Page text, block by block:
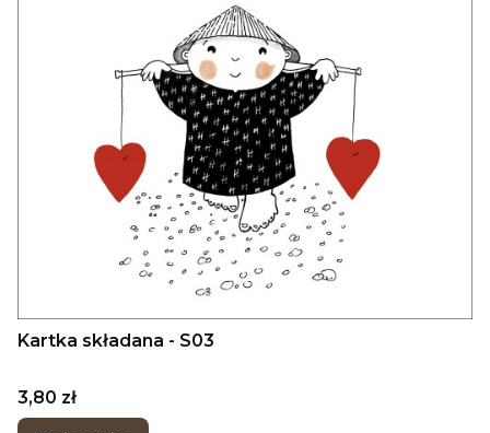
Kartka składana - S03
Cena
3,80 zł